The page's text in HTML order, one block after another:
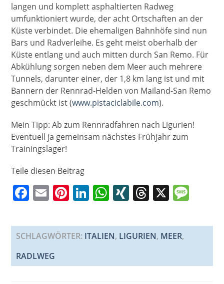
langen und komplett asphaltierten Radweg
umfunktioniert wurde, der acht Ortschaften an der
Küste verbindet. Die ehemaligen Bahnhöfe sind nun
Bars und Radverleihe. Es geht meist oberhalb der
Küste entlang und auch mitten durch San Remo. Für
Abkühlung sorgen neben dem Meer auch mehrere
Tunnels, darunter einer, der 1,8 km lang ist und mit
Bannern der Rennrad-Helden von Mailand-San Remo
geschmückt ist (www.pistaciclabile.com).
Mein Tipp: Ab zum Rennradfahren nach Ligurien!
Eventuell ja gemeinsam nächstes Frühjahr zum
Trainingslager!
Teile diesen Beitrag
F
c
e
b
o
E
ai
l
Pi
er
e
Li
k
e
n
W
at
s
p
XI
G
T
re
a
s
X
ss
e
SCHLAGWÖRTER: ITALIEN, LIGURIEN, MEER,
RADLWEG